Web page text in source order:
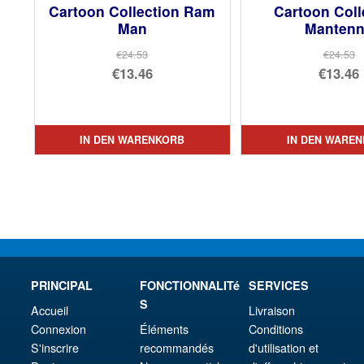
Cartoon Collection Ram
Man
€24.53
Ursprünglicher
€24.53
€13.46
ist:
€13.46.
IN DEN WARENKORB
Cartoon
€24.53
€13.46
ist:
IN DEN
PRINCIPAL
Accueil
Connexion
S'inscrire
FONCTIONNALITé
S
Éléments
recommandés
SERVICES
Livraison
Conditions
d'utilisation et